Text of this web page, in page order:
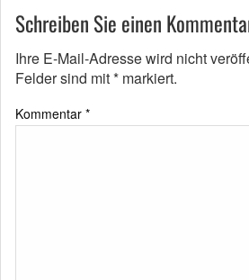
Schreiben Sie einen
Ihre E-Mail-Adresse wird nicht
Felder sind mit* markiert.
Kommentar *